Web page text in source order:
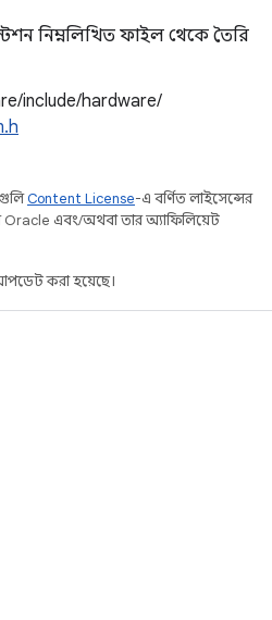
নিম্নলিখিত ফাইল থেকে তৈরি
include/hardware/
Content License-এ বর্ণিত লাইসেন্সের
এবং/অথবা তার অ্যাফিলিয়েট
করা হয়েছে।